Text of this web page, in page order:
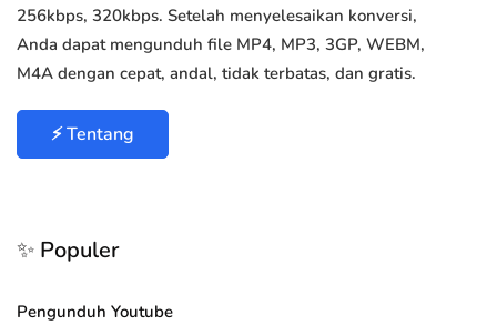
256kbps, 320kbps. Setelah menyelesaikan konversi,
Anda dapat mengunduh file MP4, MP3, 3GP, WEBM,
M4A dengan cepat, andal, tidak terbatas, dan gratis.
⚡ Tentang
✨ Populer
Pengunduh Youtube